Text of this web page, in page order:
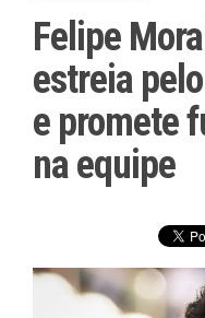
Felipe
estreia
e promete
na equipe